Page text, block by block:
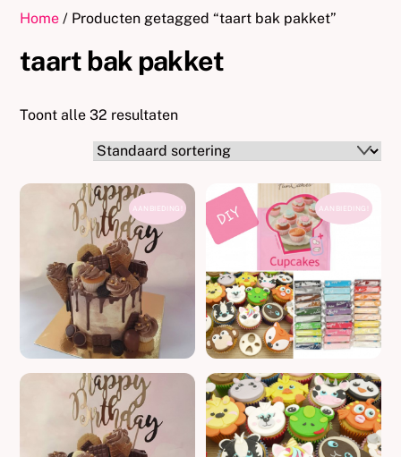
Home / Producten getagged “taart bak pakket”
taart bak pakket
Toont alle 32 resultaten
AANBIEDING! AANBIEDING!